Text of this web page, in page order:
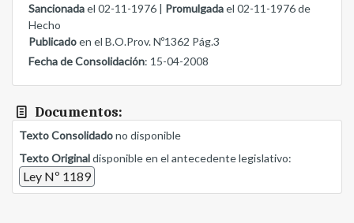
Sancionadael 02-11-1976 | Promulgadael 02-11-1976 de
Hecho
Publicadoen el B.O.Prov. Nº1362 Pág.3
Fecha de Consolidación: 15-04-2008
Documentos:
Texto Consolidadono disponible
Texto Originaldisponible en el antecedente legislativo:
Ley Nº 1189